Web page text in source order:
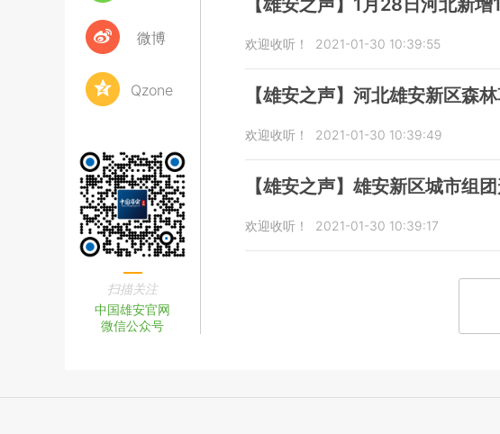
微博
Qzone
扫描关注
中国雄安官网
微信公众号
【雄安之声】1月28日河北新
欢迎收听！ 2021-01-30 10:39:55
【雄安之声】河北雄安新区森
欢迎收听！ 2021-01-30 10:39:49
【雄安之声】雄安新区城市组
欢迎收听！ 2021-01-30 10:39:17